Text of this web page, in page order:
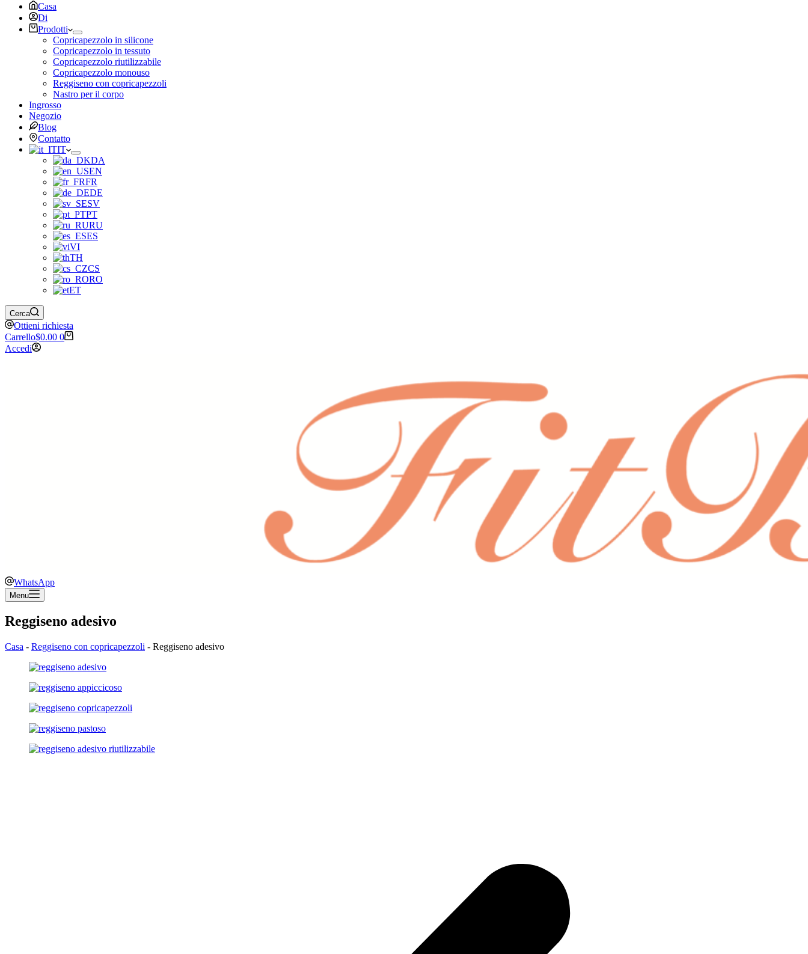
Casa
Di
Prodotti
Copricapezzolo in silicone
Copricapezzolo in tessuto
Copricapezzolo riutilizzabile
Copricapezzolo monouso
Reggiseno con copricapezzoli
Nastro per il corpo
Ingrosso
Negozio
Blog
Contatto
IT
DA
EN
FR
DE
SV
PT
RU
ES
VI
TH
CS
RO
ET
Cerca
Ottieni richiesta
Carrello$0.00 0
Accedi
WhatsApp
Menu
Reggiseno adesivo
Casa - Reggiseno con copricapezzoli - Reggiseno adesivo